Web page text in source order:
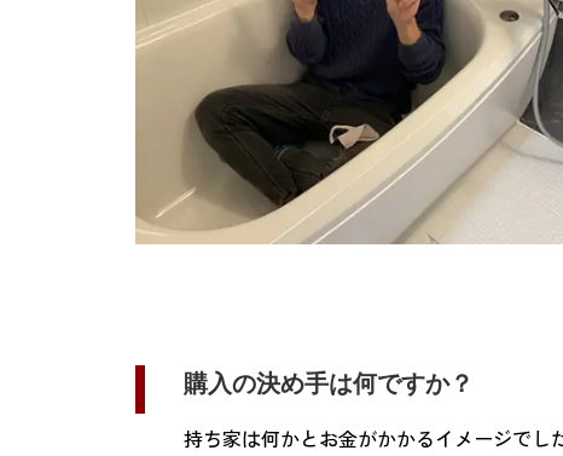
購入の決め手は何ですか？
持ち家は何かとお金がかかるイメージで